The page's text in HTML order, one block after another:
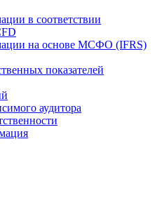
в соответствии
на основе МСФО (IFRS)
показателей
аудитора